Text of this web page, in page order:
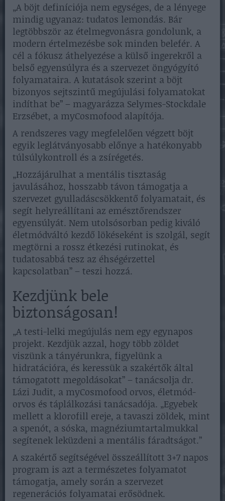
„A böjt definíciója nem egységes, de a lényege
mindig ugyanaz: tudatos lemondás. Bár
legtöbbször az ételmegvonásra gondolunk, a
modern értelmezésbe sok minden belefér. A
cél a fókusz áthelyezése a külső ingerekről a
belső egyensúlyra és a szervezet öngyógyító
folyamataira. A kutatások szerint a böjt
bizonyos sejtszintű megújulási folyamatokat
indíthat be” – magyarázza Selymes-Stockdale
Erzsébet, a myCosmofood alapítója.
A rendszeres vagy megfelelően végzett böjt
egyik leglátványosabb előnye a hatékonyabb
túlsúlykontroll és a zsírégetés.
„Hozzájárulhat a mentális tisztaság
javulásához, hosszabb távon támogatja a
szervezet gyulladáscsökkentő folyamatait, és
segít helyreállítani az emésztőrendszer
egyensúlyát. Nem utolsósorban pedig kiváló
életmódváltó kezdő lökéseként is szolgál, segít
megtörni a rossz étkezési rutinokat, és
tudatosabbá tesz az éhségérzettel
kapcsolatban” – teszi hozzá.
Kezdjünk bele
biztonságosan!
„A testi-lelki megújulás nem egy egynapos
projekt. Kezdjük azzal, hogy több zöldet
viszünk a tányérunkra, figyelünk a
hidratációra, és keressük a szakértők által
támogatott megoldásokat” – tanácsolja dr.
Lázi Judit, a myCosmofood orvos, életmód-
orvos és táplálkozási tanácsadója. „Egyebek
mellett a klorofill ereje, a tavaszi zöldek, mint
a spenót, a sóska, magnéziumtartalmukkal
segítenek leküzdeni a mentális fáradtságot.”
A szakértő segítségével összeállított 3+7 napos
program is azt a természetes folyamatot
támogatja, amely során a szervezet
regenerációs folyamatai erősödnek.